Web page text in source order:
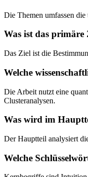
Die Themen umfassen
Was ist das
Das Ziel ist die
Welche
Die Arbeit nutzt eine
Clusteranalysen.
Was wird im
Der Hauptteil analysiert
Welche